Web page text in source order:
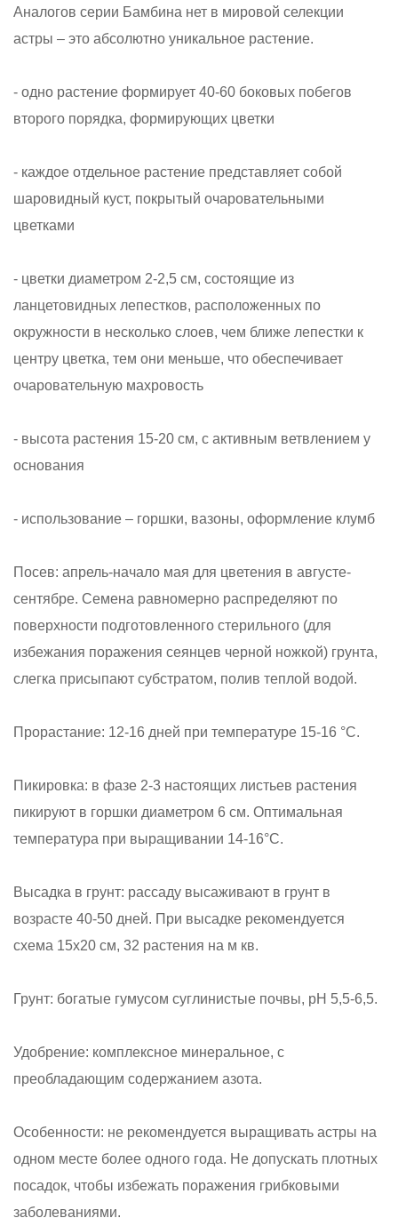
Аналогов серии Бамбина нет в мировой селекции
астры – это абсолютно уникальное растение.
- одно растение формирует 40-60 боковых побегов
второго порядка, формирующих цветки
- каждое отдельное растение представляет собой
шаровидный куст, покрытый очаровательными
цветками
- цветки диаметром 2-2,5 см, состоящие из
ланцетовидных лепестков, расположенных по
окружности в несколько слоев, чем ближе лепестки к
центру цветка, тем они меньше, что обеспечивает
очаровательную махровость
- высота растения 15-20 см, с активным ветвлением у
основания
- использование – горшки, вазоны, оформление клумб
Посев: апрель-начало мая для цветения в августе-
сентябре. Семена равномерно распределяют по
поверхности подготовленного стерильного (для
избежания поражения сеянцев черной ножкой) грунта,
слегка присыпают субстратом, полив теплой водой.
Прорастание: 12-16 дней при температуре 15-16 °С.
Пикировка: в фазе 2-3 настоящих листьев растения
пикируют в горшки диаметром 6 см. Оптимальная
температура при выращивании 14-16°С.
Высадка в грунт: рассаду высаживают в грунт в
возрасте 40-50 дней. При высадке рекомендуется
схема 15x20 см, 32 растения на м кв.
Грунт: богатые гумусом суглинистые почвы, рН 5,5-6,5.
Удобрение: комплексное минеральное, с
преобладающим содержанием азота.
Особенности: не рекомендуется выращивать астры на
одном месте более одного года. Не допускать плотных
посадок, чтобы избежать поражения грибковыми
заболеваниями.